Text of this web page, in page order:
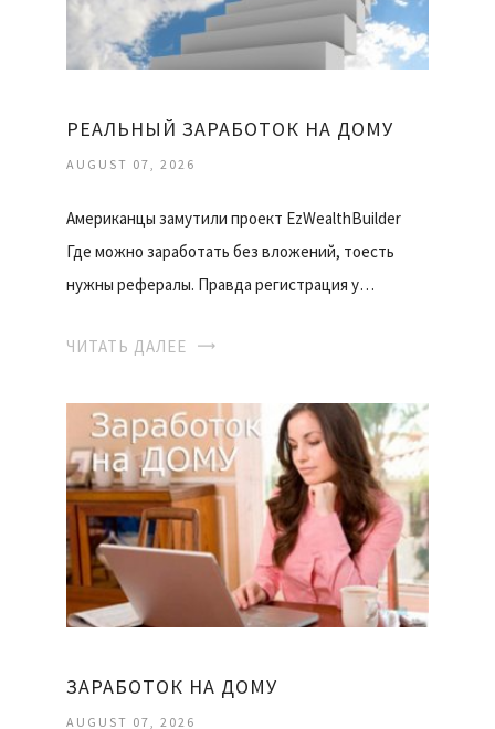
РЕАЛЬНЫЙ ЗАРАБОТОК НА ДОМУ
AUGUST 07, 2026
Американцы замутили проект EzWealthBuilder
Где можно заработать без вложений, тоесть
нужны рефералы. Правда регистрация у…
ЧИТАТЬ ДАЛЕЕ
ЗАРАБОТОК НА ДОМУ
AUGUST 07, 2026